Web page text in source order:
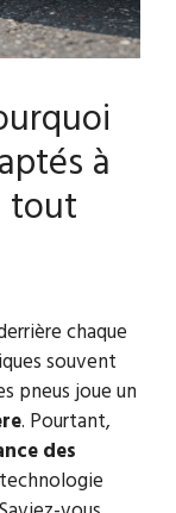
à
tout
chaque
souvent
pneus joue un
. Pourtant,
des